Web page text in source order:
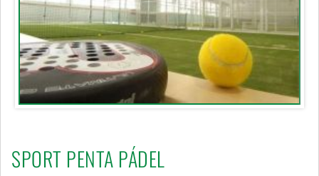
SPORT PENTA PÁDEL